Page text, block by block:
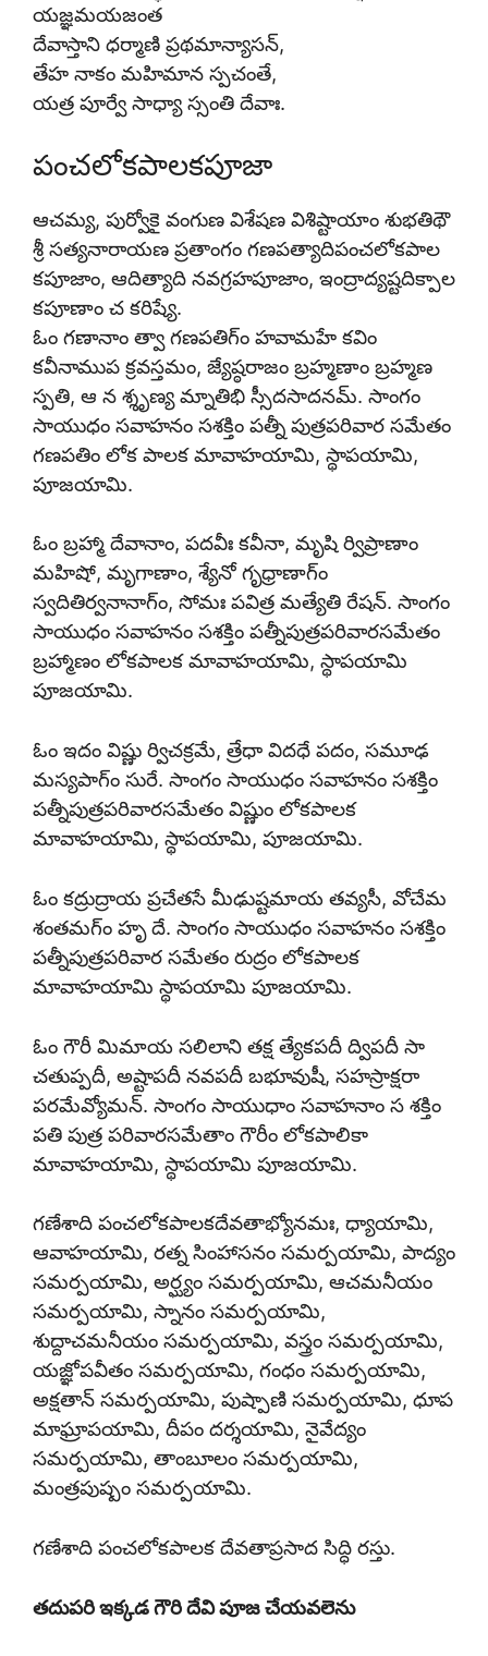
యజ్ఞమయజంత
దేవాస్తాని ధర్మాణి ప్రథమాన్యాసన్,
తేహ నాకం మహిమాన స్పచంతే,
యత్ర పూర్వే సాధ్యా స్సంతి దేవాః.
పంచలోకపాలకపూజా
ఆచమ్య, పుర్వోకై వంగుణ విశేషణ విశిష్టాయాం శుభతిథౌ
శ్రీ సత్యనారాయణ ప్రతాంగం గణపత్యాదిపంచలోకపాల
కపూజాం, ఆదిత్యాది నవగ్రహపూజాం, ఇంద్రాద్యష్టదిక్పాల
కపూణాం చ కరిష్యే.
ఓం గణానాం త్వా గణపతిగ్ం హవామహే కవిం
కవీనాముప క్రవస్తమం, జ్యేష్ఠరాజం బ్రహ్మణాం బ్రహ్మణ
స్పతి, ఆ న శ్శృణ్య మ్నాతిభి స్సీదసాదనమ్. సాంగం
సాయుధం సవాహనం సశక్తిం పత్నీ పుత్రపరివార సమేతం
గణపతిం లోక పాలక మావాహయామి, స్థాపయామి,
పూజయామి.
ఓం బ్రహ్మా దేవానాం, పదవీః కవీనా, మృషి ర్విప్రాణాం
మహిషో, మృగాణాం, శ్యేనో గృధ్రాణాగ్ం
స్వదితిర్వనానాగ్ం, సోమః పవిత్ర మత్యేతి రేషన్. సాంగం
సాయుధం సవాహనం సశక్తిం పత్నీపుత్రపరివారసమేతం
బ్రహ్మాణం లోకపాలక మావాహయామి, స్థాపయామి
పూజయామి.
ఓం ఇదం విష్ణు ర్విచక్రమే, త్రేధా విదధే పదం, సమూఢ
మస్యపాగ్ం సురే. సాంగం సాయుధం సవాహనం సశక్తిం
పత్నీపుత్రపరివారసమేతం విష్ణుం లోకపాలక
మావాహయామి, స్థాపయామి, పూజయామి.
ఓం కద్రుద్రాయ ప్రచేతసే మీఢుష్టమాయ తవ్యసీ, వోచేమ
శంతమగ్ం హృ దే. సాంగం సాయుధం సవాహనం సశక్తిం
పత్నీపుత్రపరివార సమేతం రుద్రం లోకపాలక
మావాహయామి స్థాపయామి పూజయామి.
ఓం గౌరీ మిమాయ సలిలాని తక్ష త్యేకపదీ ద్విపదీ సా
చతుప్పదీ, అష్టాపదీ నవపదీ బభూవుషీ, సహస్రాక్షరా
పరమేవ్యోమన్. సాంగం సాయుధాం సవాహనాం స శక్తిం
పతి పుత్ర పరివారసమేతాం గౌరీం లోకపాలికా
మావాహయామి, స్థాపయామి పూజయామి.
గణేశాది పంచలోకపాలకదేవతాభ్యోనమః, ధ్యాయామి,
ఆవాహయామి, రత్న సింహాసనం సమర్పయామి, పాద్యం
సమర్పయామి, అర్ఘ్యం సమర్పయామి, ఆచమనీయం
సమర్పయామి, స్నానం సమర్పయామి,
శుద్దాచమనీయం సమర్పయామి, వస్త్రం సమర్పయామి,
యజ్ఞోపవీతం సమర్పయామి, గంధం సమర్పయామి,
అక్షతాన్ సమర్పయామి, పుష్పాణి సమర్పయామి, ధూప
మాఘ్రాపయామి, దీపం దర్శయామి, నైవేద్యం
సమర్పయామి, తాంబూలం సమర్పయామి,
మంత్రపుష్పం సమర్పయామి.
గణేశాది పంచలోకపాలక దేవతాప్రసాద సిద్ధి రస్తు.
తదుపరి ఇక్కడ గౌరి దేవి పూజచేయవలెను